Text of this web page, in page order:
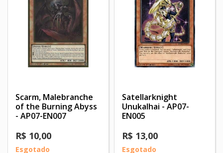
Scarm, Malebranche
of the Burning Abyss
- AP07-EN007
R$ 10,00
Esgotado
Satellarknight
Unukalhai - AP07-
EN005
R$ 13,00
Esgotado